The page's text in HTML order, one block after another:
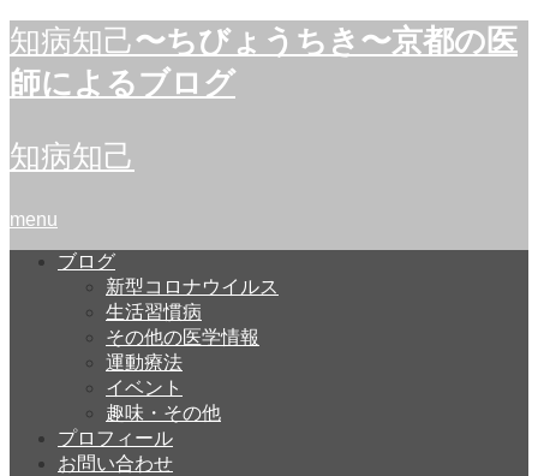
知病知己〜ちびょうちき〜京都の医
師によるブログ
知病知己
menu
ブログ
新型コロナウイルス
生活習慣病
その他の医学情報
運動療法
イベント
趣味・その他
プロフィール
お問い合わせ